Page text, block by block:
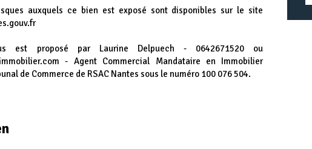
auxquels ce bien est exposé sont disponibles sur le site
est proposé par Laurine Delpuech - 0642671520 ou
- Agent Commercial Mandataire en Immobilier
de Commerce de RSAC Nantes sous le numéro 100 076 504.